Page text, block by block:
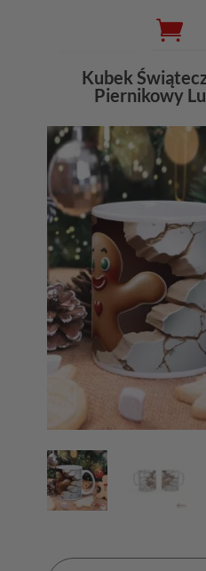
produktów
Kubek
Piernikowy